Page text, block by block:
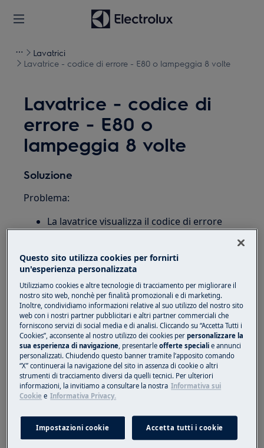
Lavatrici
Lavatrice - codice di errore - E80 o lampeggia 8 volte
Lavatrice - codice di
errore - E80 o
lampeggia 8 volte
Soluzione
Problema:
La lavatrice visualizza il codice di errore
in modo errato o che la lavatrice è stata
avviata con il selettore del ciclo impostato
a metà tra due cicli di lavaggio.
Vale per:
Lavatrice a carica frontale (integrata e a
libera installazione)
Lavatrice con carica dall'alto
Soluzione:
2. Avviare il ciclo dall’inizio.
Questo sito utilizza cookies per fornirti
un'esperienza personalizzata
Utilizziamo cookies e altre tecnologie di tracciamento per migliorare il
nostro sito web, nonchè per finalità promozionali e di marketing.
Inoltre, condividiamo informazioni relative al suo utilizzo del nostro sito
web con i nostri partner pubblicitari e altri partner commerciali che
forniscono servizi di social media e di analisi. Cliccando su “Accetta Tutti i
Cookies”, acconsente al nostro utilizzo dei cookies perpersonalizzare la
sua esperienza di navigazione, presentarleofferte speciali e annunci
personalizzati. Chiudendo questo banner tramite l’apposito comando
“X” continuerai la navigazione del sito in assenza di cookie o altri
strumenti di tracciamento diversi da quelli tecnici. Per ulteriori
informazioni, la invitiamo a consultare la nostra Informativa sui
Cookie e Informativa Privacy.
Impostazioni cookie Accetta tutti i cookie